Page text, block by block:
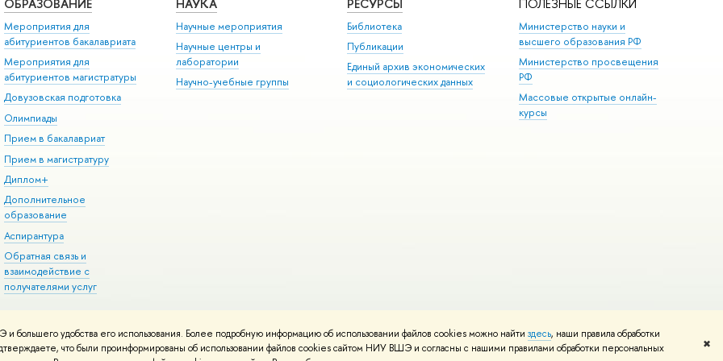
удобства его использования. Более подробную информацию об использовании файлов cookies можно найти здесь, наши правила обработки
что были проинформированы об использовании файлов cookies сайтом НИУ ВШЭ и согласны с нашими правилами обработки персональных
✖
ОБРАЗОВАНИЕ
Мероприятия для
абитуриентов бакалавриата
Мероприятия для
абитуриентов магистратуры
Довузовская подготовка
Олимпиады
Прием в бакалавриат
Прием в магистратуру
Диплом+
Дополнительное
образование
Аспирантура
Обратная связь и
взаимодействие с
получателями услуг
НАУКА
Научные мероприятия
Научные центры и
лаборатории
Научно-учебные группы
РЕСУРСЫ
Библиотека
Публикации
Единый архив экономических
и социологических данных
ПОЛЕЗНЫЕ ССЫЛКИ
Министерство науки и
высшего образования РФ
Министерство просвещения
РФ
Массовые открытые онлайн-
курсы
Редактору
Условия использования материалов Политика конфиденциальности Карта сайта
вШколе дизайна НИУ ВШЭ